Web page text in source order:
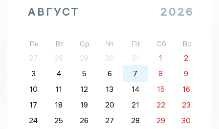
АВГУСТ 2026
Пн Вт Ср Чт Пт Сб
Вс
27
28 29 30 31 1
2
3
4 5 6 7 8
9
10
11 12 13 14 15
16
17
18 19 20 21 22
23
24
25 26 27 28 29
30